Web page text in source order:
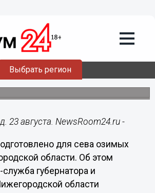
Выбрать регион
подготовлено для сева
области
на площади более 24 тыс.
23 августа. NewsRoom24.ru -
для сева озимых
области. Об этом
губернатора и
области